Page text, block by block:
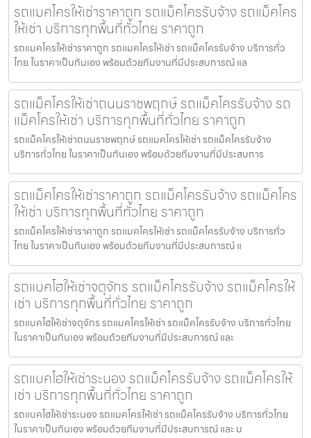
รถแมคโครให้เช่าราคาถูก รถแม็คโครรับจ้าง รถแม็คโคร
ให้เช่า บริการทุกพื้นที่ทั่วไทย ราคาถูก
รถแมคโครให้เช่าราคาถูก รถแมคโครให้เช่า รถแม็คโครรับจ้าง บริการทั่ว
ไทย ในราคาเป็นกันเอง พร้อมด้วยทีมงานที่มีประสบการณ์ แล
รถแม็คโครให้เช่าถนนราชพฤกษ์ รถแม็คโครรับจ้าง รถ
แม็คโครให้เช่า บริการทุกพื้นที่ทั่วไทย ราคาถูก
รถแม็คโครให้เช่าถนนราชพฤกษ์ รถแมคโครให้เช่า รถแม็คโครรับจ้าง
บริการทั่วไทย ในราคาเป็นกันเอง พร้อมด้วยทีมงานที่มีประสบการ
รถแม็คโครให้เช่าราคาถูก รถแม็คโครรับจ้าง รถแม็คโคร
ให้เช่า บริการทุกพื้นที่ทั่วไทย ราคาถูก
รถแม็คโครให้เช่าราคาถูก รถแมคโครให้เช่า รถแม็คโครรับจ้าง บริการทั่ว
ไทย ในราคาเป็นกันเอง พร้อมด้วยทีมงานที่มีประสบการณ์ แ
รถแบคโฮให้เช่าจตุจักร รถแม็คโครรับจ้าง รถแม็คโครให้
เช่า บริการทุกพื้นที่ทั่วไทย ราคาถูก
รถแบคโฮให้เช่าจตุจักร รถแมคโครให้เช่า รถแม็คโครรับจ้าง บริการทั่วไทย
ในราคาเป็นกันเอง พร้อมด้วยทีมงานที่มีประสบการณ์ และ
รถแบคโฮให้เช่าระนอง รถแม็คโครรับจ้าง รถแม็คโครให้
เช่า บริการทุกพื้นที่ทั่วไทย ราคาถูก
รถแบคโฮให้เช่าระนอง รถแมคโครให้เช่า รถแม็คโครรับจ้าง บริการทั่วไทย
ในราคาเป็นกันเอง พร้อมด้วยทีมงานที่มีประสบการณ์ และ ม